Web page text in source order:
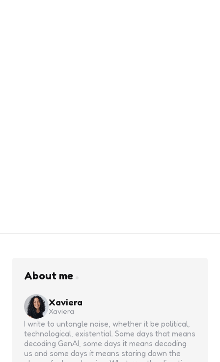
About me
Xaviera
Xaviera
I write to untangle noise, whether it be political,
technological, existential. Some days that means
decoding GenAI, some days it means decoding
us and some days it means staring down the